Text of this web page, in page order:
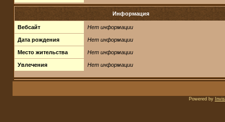
Информация
Вебсайт Нет информации
Дата рождения Нет информации
Место жительства Нет информации
Увлечения Нет информации
Powered by